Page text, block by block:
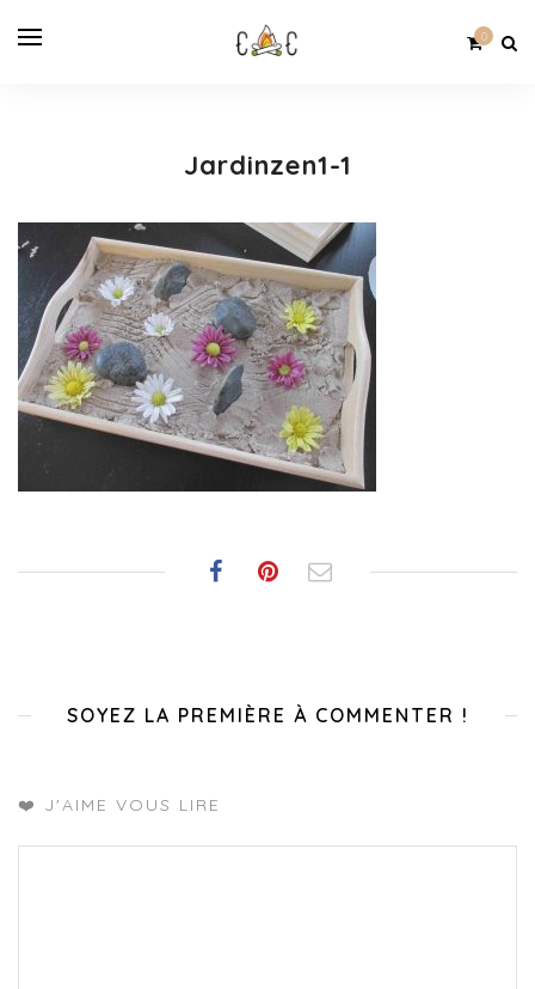
0
Jardinzen1-1
SOYEZ LA PREMIÈRE À COMMENTER !
❤️ J'AIME VOUS LIRE